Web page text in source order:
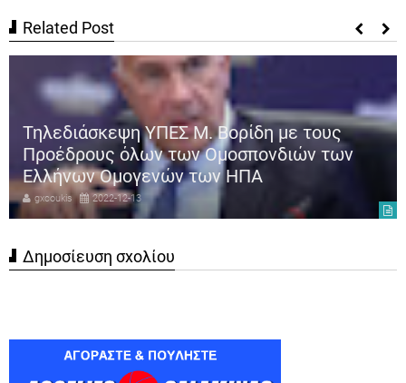
Related Post
Τηλεδιάσκεψη ΥΠΕΣ Μ. Βορίδη με τους
Προέδρους όλων των Ομοσπονδιών των
Ελλήνων Ομογενών των ΗΠΑ
gxcoukis 2022-12-13
Δημοσίευση σχολίου